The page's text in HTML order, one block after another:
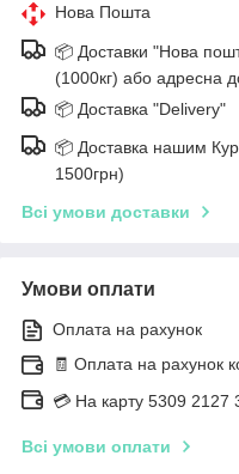
Нова Пошта
📦 Доставки "Нова
(1000кг) або адресна
📦 Доставка "Delivery"
📦 Доставка нашим
1500грн)
Всі умови доставки
Умови оплати
Оплата на рахунок
🧾 Оплата на рахунок
💳 На карту 5309 2127
Всі умови оплати